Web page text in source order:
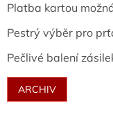
Platba kartou
Pestrý výběr pro
Pečlivé balení
ARCHIV